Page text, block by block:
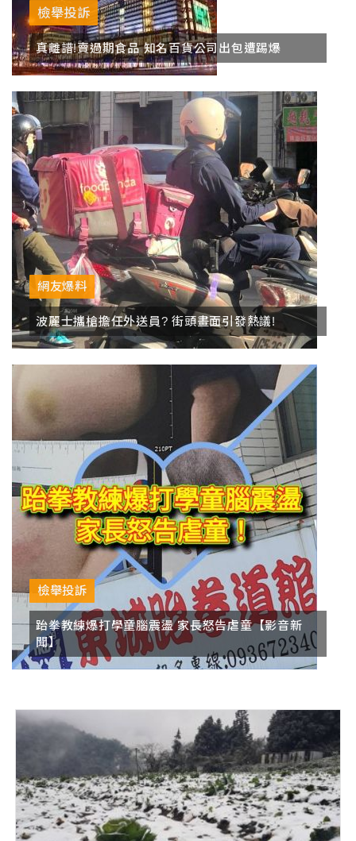
檢舉投訴
真離譜!賣過期食品 知名百貨公司出包遭踢爆
網友爆料
波麗士攜槍擔任外送員? 街頭畫面引發熱議!
檢舉投訴
跆拳教練爆打學童腦震盪 家長怒告虐童【影音新
聞】